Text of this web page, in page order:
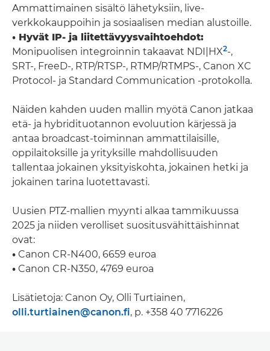
Ammattimainen sisältö lähetyksiin, live-
verkkokauppoihin ja sosiaalisen median alustoille.
• Hyvät IP- ja liitettävyysvaihtoehdot:
Monipuolisen integroinnin takaavat NDI|HX2-,
SRT-, FreeD-, RTP/RTSP-, RTMP/RTMPS-, Canon XC
Protocol- ja Standard Communication -protokolla.
Näiden kahden uuden mallin myötä Canon jatkaa
etä- ja hybridituotannon evoluution kärjessä ja
antaa broadcast-toiminnan ammattilaisille,
oppilaitoksille ja yrityksille mahdollisuuden
tallentaa jokainen yksityiskohta, jokainen hetki ja
jokainen tarina luotettavasti.
Uusien PTZ-mallien myynti alkaa tammikuussa
2025 ja niiden verolliset suositusvähittäishinnat
ovat:
• Canon CR-N400, 6659 euroa
• Canon CR-N350, 4769 euroa
Lisätietoja: Canon Oy, Olli Turtiainen,
olli.turtiainen@canon.fi, p. +358 40 7716226